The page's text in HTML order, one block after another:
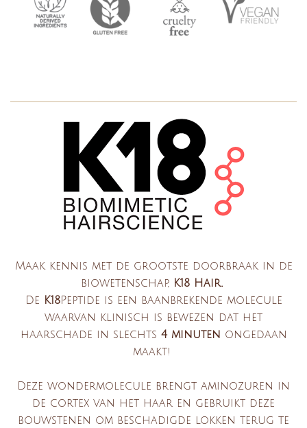
Maak kennis met de grootste doorbraak in de
biowetenschap, K18 Hair.
De K18Peptide is een baanbrekende molecule
waarvan klinisch is bewezen dat het
haarschade in slechts 4 minuten ongedaan
maakt!
Deze wondermolecule brengt aminozuren in
de cortex van het haar en gebruikt deze
bouwstenen om beschadigde lokken terug te